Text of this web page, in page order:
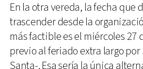
En la otra vereda, la fecha que
trascender desde la
más factible es el miércoles 27
previo al feriado extra largo por
Santa-. Esa sería la única